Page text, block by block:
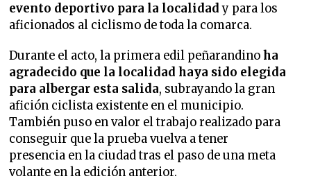
evento deportivo para la localidady para los
aficionados al ciclismo de toda la comarca.
Durante el acto, la primera edil peñarandinoha
agradecido que la localidad haya sido elegida
para albergar esta salida, subrayando la gran
afición ciclista existente en el municipio.
También puso en valor el trabajo realizado para
conseguir que la prueba vuelva a tener
presencia en la ciudad tras el paso de una meta
volante en la edición anterior.